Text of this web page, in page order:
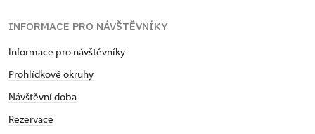
INFORMACE PRO NÁVŠTĚVNÍKY
Informace pro návštěvníky
Prohlídkové okruhy
Návštěvní doba
Rezervace